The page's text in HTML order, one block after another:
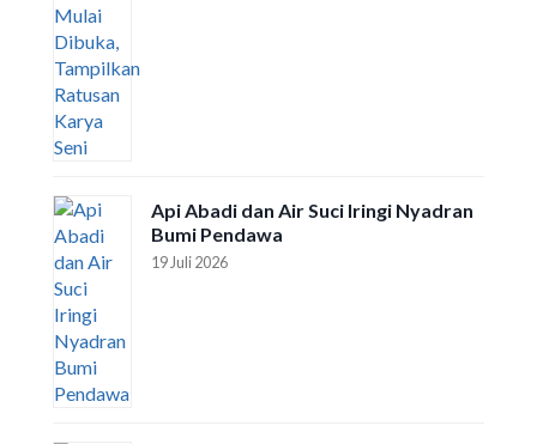
Api Abadi dan Air Suci Iringi Nyadran
Bumi Pendawa
19 Juli 2026